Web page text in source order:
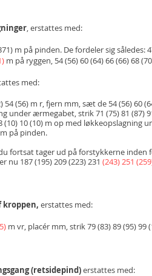
, erstattes med:
m på pinden. De fordeler sig
m på ryggen, 54 (56) 60 (64) 66 (66) 68
med:
54 (56) m r, fjern mm, sæt de 54 (56)
under ærmegabet, strik 71 (75) 81 (87)
(10) 10 (10) m op med
m på pinden.
fortsat tager ud på forstykkerne
187 (195) 209 (223) 231 (243) 251
kroppen, erstattes med:
m vr, placér mm, strik 79 (83) 89 (95) 99
(retsidepind)erstattes med: